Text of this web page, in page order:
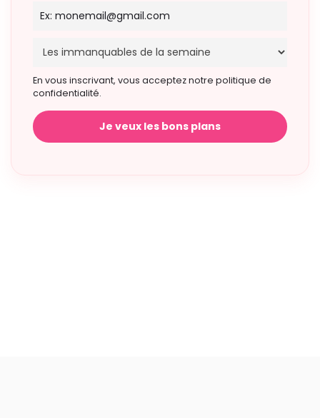
En vous inscrivant, vous acceptez notre politique de
confidentialité.